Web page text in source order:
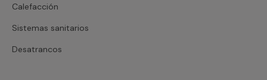
Calefacción
Sistemas sanitarios
Desatrancos